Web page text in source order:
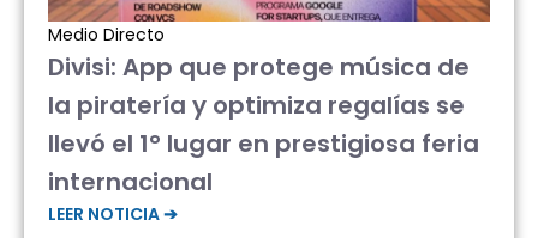
Medio Directo
Divisi: App que protege música de
la piratería y optimiza regalías se
llevó el 1° lugar en prestigiosa feria
internacional
LEER NOTICIA ➔